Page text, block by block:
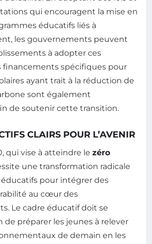
qui encouragent la mise en
éducatifs liés à
les gouvernements peuvent
à adopter ces
financements spécifiques pour
ayant trait à la réduction de
sont également
de soutenir cette transition.
CLAIRS POUR L’AVENIR
qui vise à atteindre le zéro
une transformation radicale
pour intégrer des
au cœur des
Le cadre éducatif doit se
de préparer les jeunes à relever
de demain en les